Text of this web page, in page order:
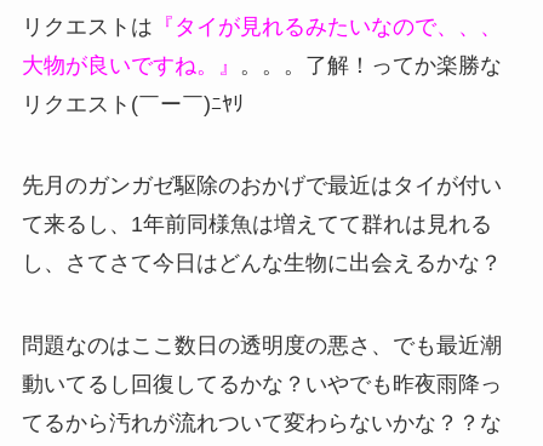
リクエストは 『タイが見れるみたいなので、、、
大物が良いですね。』
。。。了解！ってか楽勝な
リクエスト(￣ー￣)ﾆﾔﾘ
先月のガンガゼ駆除のおかげで最近はタイが付い
て来るし、1年前同様魚は増えてて群れは見れる
し、さてさて今日はどんな生物に出会えるかな？
問題なのはここ数日の透明度の悪さ、でも最近潮
動いてるし回復してるかな？いやでも昨夜雨降っ
てるから汚れが流れついて変わらないかな？？な